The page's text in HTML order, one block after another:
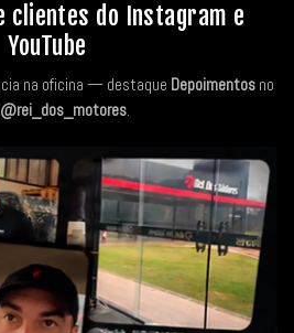
clientes do Instagram e
YouTube
na oficina — destaque Depoimentos no
@rei_dos_motores.